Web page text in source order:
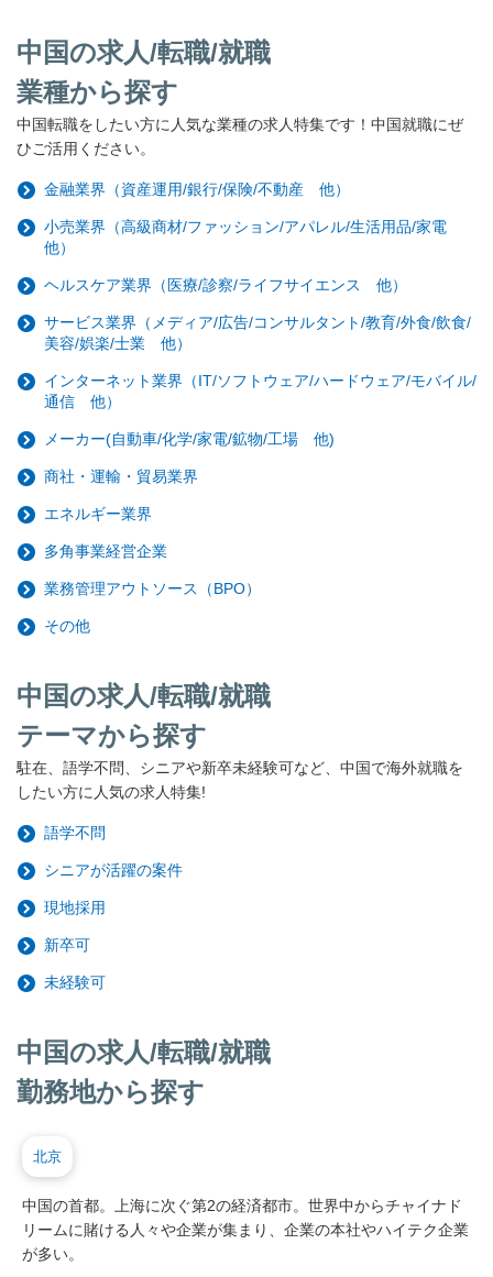
中国の求人/転職/就職
業種から探す
中国転職をしたい方に人気な業種の求人特集です！中国就職にぜ
ひご活用ください。
金融業界（資産運用/銀行/保険/不動産 他）
小売業界（高級商材/ファッション/アパレル/生活用品/家電
他）
ヘルスケア業界（医療/診察/ライフサイエンス 他）
サービス業界（メディア/広告/コンサルタント/教育/外食/飲食/
美容/娯楽/士業 他）
インターネット業界（IT/ソフトウェア/ハードウェア/モバイル/
通信 他）
メーカー(自動車/化学/家電/鉱物/工場 他)
商社・運輸・貿易業界
エネルギー業界
多角事業経営企業
業務管理アウトソース（BPO）
その他
中国の求人/転職/就職
テーマから探す
駐在、語学不問、シニアや新卒未経験可など、中国で海外就職を
したい方に人気の求人特集!
語学不問
シニアが活躍の案件
現地採用
新卒可
未経験可
中国の求人/転職/就職
勤務地から探す
北京
中国の首都。上海に次ぐ第2の経済都市。世界中からチャイナド
リームに賭ける人々や企業が集まり、企業の本社やハイテク企業
が多い。